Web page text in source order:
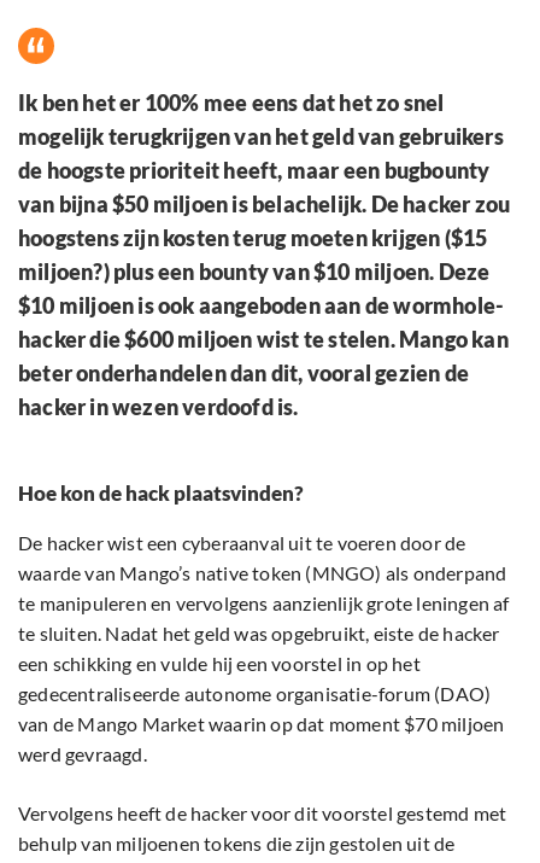
Ik ben het er 100% mee eens dat het zo snel
mogelijk terugkrijgen van het geld van gebruikers
de hoogste prioriteit heeft, maar een bugbounty
van bijna $50 miljoen is belachelijk. De hacker zou
hoogstens zijn kosten terug moeten krijgen ($15
miljoen?) plus een bounty van $10 miljoen. Deze
$10 miljoen is ook aangeboden aan de wormhole-
hacker die $600 miljoen wist te stelen. Mango kan
beter onderhandelen dan dit, vooral gezien de
hacker in wezen verdoofd is.
Hoe kon de hack plaatsvinden?
De hacker wist een cyberaanval uit te voeren door de
waarde van Mango’s native token (MNGO) als onderpand
te manipuleren en vervolgens aanzienlijk grote leningen af
te sluiten. Nadat het geld was opgebruikt, eiste de hacker
een schikking en vulde hij een voorstel in op het
gedecentraliseerde autonome organisatie-forum (DAO)
van de Mango Market waarin op dat moment $70 miljoen
werd gevraagd.
Vervolgens heeft de hacker voor dit voorstel gestemd met
behulp van miljoenen tokens die zijn gestolen uit de